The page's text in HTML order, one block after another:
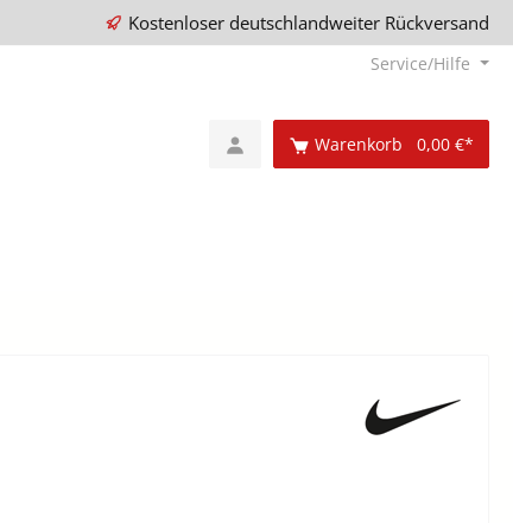
Kostenloser deutschlandweiter Rückversand
Service/Hilfe
Warenkorb 0,00 €*